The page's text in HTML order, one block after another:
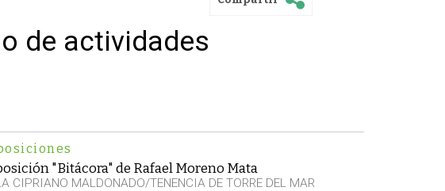
de actividades
"Bitácora" de Rafael Moreno Mata
CIPRIANO MALDONADO/TENENCIA DE TORRE DEL MAR